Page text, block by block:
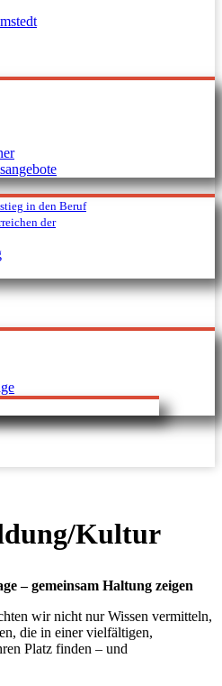
in den Beruf
der
Kultur
– gemeinsam Haltung zeigen
wir nicht nur Wissen vermitteln,
die in einer vielfältigen,
Platz finden – und